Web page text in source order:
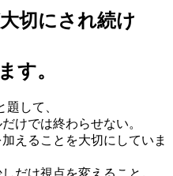
切にされ続け
す。
して、
けでは終わらせない。
えることを大切にしていま